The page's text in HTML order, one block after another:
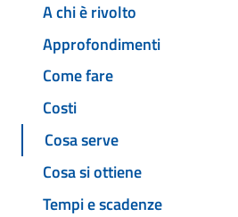
A chi è rivolto
Approfondimenti
Come fare
Costi
Cosa serve
Cosa si ottiene
Tempi e scadenze